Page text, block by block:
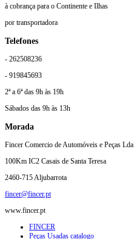
à cobrança para o Continente e Ilhas
por transportadora
Telefones
- 262508236
- 919845693
2ª a 6ª das 9h às 19h
Sábados das 9h às 13h
Morada
Fincer Comercio de Automóveis e Peças Lda
100Km IC2 Casais de Santa Teresa
2460-715 Aljubarrota
fincer@fincer.pt
www.fincer.pt
FINCER
Peças Usadas catalogo